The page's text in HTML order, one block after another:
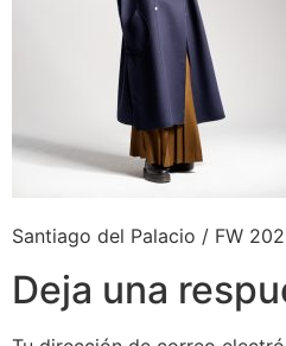
Santiago del Palacio / FW
Deja una